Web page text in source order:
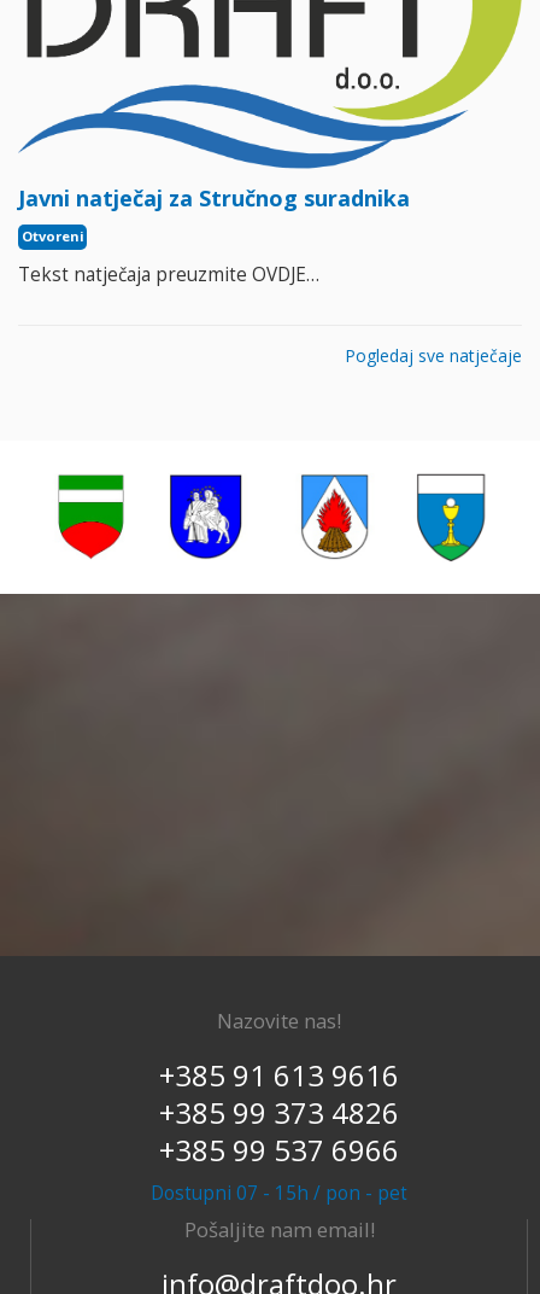
Javni natječaj za Stručnog suradnika
Otvoreni
Tekst natječaja preuzmite OVDJE…
Pogledaj sve natječaje
Nazovite nas!
+385 91 613 9616
+385 99 373 4826
+385 99 537 6966
Dostupni 07 - 15h / pon - pet
Pošaljite nam email!
info@draftdoo.hr